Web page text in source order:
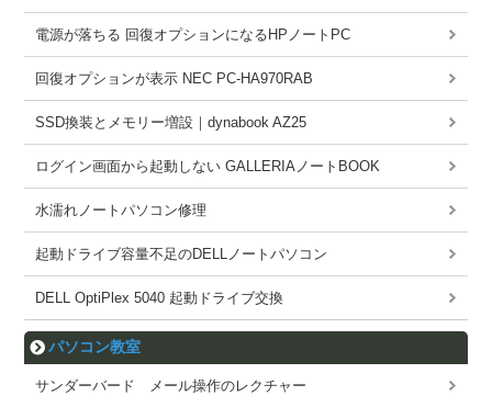
電源が落ちる 回復オプションになるHPノートPC
回復オプションが表示 NEC PC-HA970RAB
SSD換装とメモリー増設｜dynabook AZ25
ログイン画面から起動しない GALLERIAノートBOOK
水濡れノートパソコン修理
起動ドライブ容量不足のDELLノートパソコン
DELL OptiPlex 5040 起動ドライブ交換
パソコン教室
サンダーバード メール操作のレクチャー